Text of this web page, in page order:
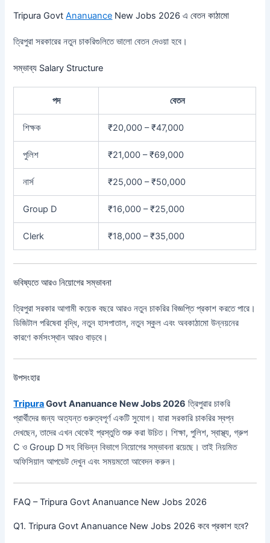
Tripura GovtAnanuance New Jobs 2026 এ বেতন কাঠামো
ত্রিপুরা সরকারের নতুন চাকরিগুলিতে ভালো বেতন দেওয়া হবে।
সম্ভাব্য Salary Structure
পদ বেতন
শিক্ষক ₹20,000 – ₹47,000
পুলিশ ₹21,000 – ₹69,000
নার্স ₹25,000 – ₹50,000
Group D ₹16,000 – ₹25,000
Clerk ₹18,000 – ₹35,000
ভবিষ্যতে আরও নিয়োগের সম্ভাবনা
ত্রিপুরা সরকার আগামী কয়েক বছরে আরও নতুন চাকরির বিজ্ঞপ্তি প্রকাশ করতে পারে।
ডিজিটাল পরিষেবা বৃদ্ধি, নতুন হাসপাতাল, নতুন স্কুল এবং অবকাঠামো উন্নয়নের
কারণে কর্মসংস্থান আরও বাড়বে।
উপসংহার
TripuraGovt Ananuance New Jobs 2026 ত্রিপুরার চাকরি
প্রার্থীদের জন্য অত্যন্ত গুরুত্বপূর্ণ একটি সুযোগ। যারা সরকারি চাকরির স্বপ্ন
দেখছেন, তাদের এখন থেকেই প্রস্তুতি শুরু করা উচিত। শিক্ষা, পুলিশ, স্বাস্থ্য, গ্রুপ
C ও Group D সহ বিভিন্ন বিভাগে নিয়োগের সম্ভাবনা রয়েছে। তাই নিয়মিত
অফিসিয়াল আপডেট দেখুন এবং সময়মতো আবেদন করুন।
FAQ – Tripura Govt Ananuance New Jobs 2026
Q1. Tripura Govt Ananuance New Jobs 2026 কবে প্রকাশ হবে?